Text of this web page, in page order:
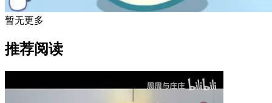
暂无更多
推荐阅读